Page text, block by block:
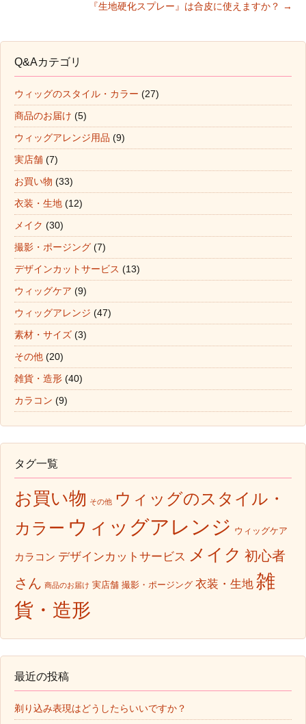
『生地硬化スプレー』は合皮に使えますか？ →
Q&Aカテゴリ
ウィッグのスタイル・カラー (27)
商品のお届け (5)
ウィッグアレンジ用品 (9)
実店舗 (7)
お買い物 (33)
衣装・生地 (12)
メイク (30)
撮影・ポージング (7)
デザインカットサービス (13)
ウィッグケア (9)
ウィッグアレンジ (47)
素材・サイズ (3)
その他 (20)
雑貨・造形 (40)
カラコン (9)
タグ一覧
お買い物 その他 ウィッグのスタイル・
カラー ウィッグアレンジ ウィッグケア
カラコン デザインカットサービス メイク 初心者
さん 商品のお届け 実店舗 撮影・ポージング 衣装・生地 雑
貨・造形
最近の投稿
剃り込み表現はどうしたらいいですか？